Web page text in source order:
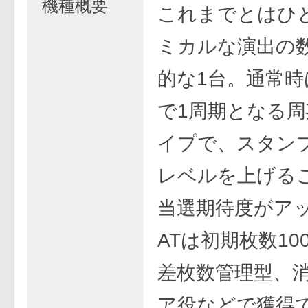
機種概要
これまでとはひ
ミカルな演出の
的な1台。通常
で1周期となる
イプで、スタン
レベルを上げる
当選期待度がア
ATは初期枚数
差枚数管理型、